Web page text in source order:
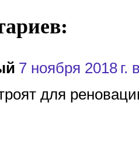
7 ноября 2018 г.
для